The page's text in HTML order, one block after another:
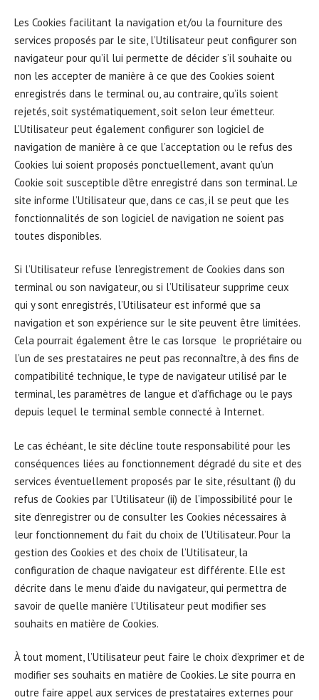
Les Cookies facilitant la navigation et/ou la fourniture des
services proposés par le site, l’Utilisateur peut configurer son
navigateur pour qu’il lui permette de décider s’il souhaite ou
non les accepter de manière à ce que des Cookies soient
enregistrés dans le terminal ou, au contraire, qu’ils soient
rejetés, soit systématiquement, soit selon leur émetteur.
L’Utilisateur peut également configurer son logiciel de
navigation de manière à ce que l’acceptation ou le refus des
Cookies lui soient proposés ponctuellement, avant qu’un
Cookie soit susceptible d’être enregistré dans son terminal. Le
site informe l’Utilisateur que, dans ce cas, il se peut que les
fonctionnalités de son logiciel de navigation ne soient pas
toutes disponibles.
Si l’Utilisateur refuse l’enregistrement de Cookies dans son
terminal ou son navigateur, ou si l’Utilisateur supprime ceux
qui y sont enregistrés, l’Utilisateur est informé que sa
navigation et son expérience sur le site peuvent être limitées.
Cela pourrait également être le cas lorsque le propriétaire ou
l’un de ses prestataires ne peut pas reconnaître, à des fins de
compatibilité technique, le type de navigateur utilisé par le
terminal, les paramètres de langue et d’affichage ou le pays
depuis lequel le terminal semble connecté à Internet.
Le cas échéant, le site décline toute responsabilité pour les
conséquences liées au fonctionnement dégradé du site et des
services éventuellement proposés par le site, résultant (i) du
refus de Cookies par l’Utilisateur (ii) de l’impossibilité pour le
site d’enregistrer ou de consulter les Cookies nécessaires à
leur fonctionnement du fait du choix de l’Utilisateur. Pour la
gestion des Cookies et des choix de l’Utilisateur, la
configuration de chaque navigateur est différente. Elle est
décrite dans le menu d’aide du navigateur, qui permettra de
savoir de quelle manière l’Utilisateur peut modifier ses
souhaits en matière de Cookies.
À tout moment, l’Utilisateur peut faire le choix d’exprimer et de
modifier ses souhaits en matière de Cookies. Le site pourra en
outre faire appel aux services de prestataires externes pour